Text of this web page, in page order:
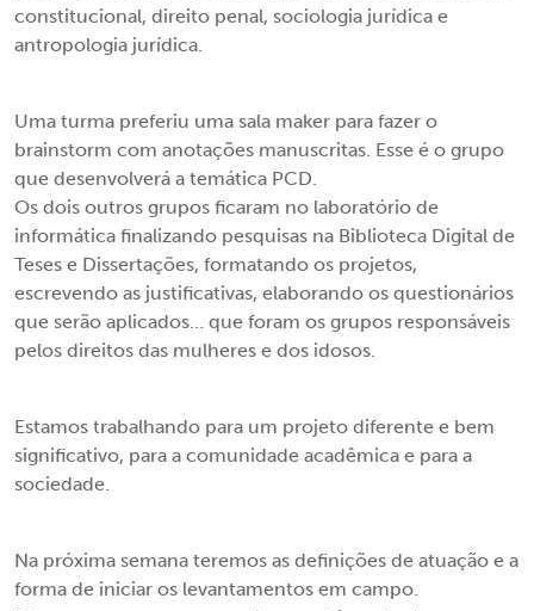
constitucional, direito penal, sociologia jurídica e
antropologia jurídica.
Uma turma preferiu uma sala maker para fazer o
brainstorm com anotações manuscritas. Esse é o grupo
que desenvolverá a temática PCD.
Os dois outros grupos ficaram no laboratório de
informática finalizando pesquisas na Biblioteca Digital de
Teses e Dissertações, formatando os projetos,
escrevendo as justificativas, elaborando os questionários
que serão aplicados… que foram os grupos responsáveis
pelos direitos das mulheres e dos idosos.
Estamos trabalhando para um projeto diferente e bem
significativo, para a comunidade acadêmica e para a
sociedade.
Na próxima semana teremos as definições de atuação e a
forma de iniciar os levantamentos em campo.